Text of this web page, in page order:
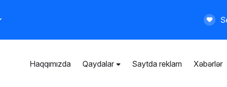
Haqqımızda Qaydalar Saytda reklam Xəbərlər